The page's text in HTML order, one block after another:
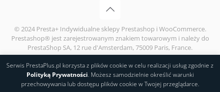
© 2024 Presta+ Indywidualne sklepy Prestashop i WooCommerce.
Prestashop® jest zarejestrowanym znakiem towarowym i należy do
PrestaShop SA, 12 rue d'Amsterdam, 75009 Paris, France.
Serwis PrestaPlus.pl korzysta z plików cookie w celu realizacji usług zgodnie z
Polityką Prywatności. Możesz samodzielnie określić warunki
przechowywania lub dostępu plików cookie w Twojej przeglądarce.